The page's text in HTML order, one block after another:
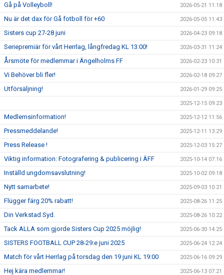
Gå på Volleyboll! 2026-05-21 11:18
Nu är det dax för Gå fotboll för +60 2026-05-05 11:43
Sisters cup 27-28 juni 2026-04-23 09:18
Seriepremiär för vårt Herrlag, långfredag KL 13:00! 2026-03-31 11:24
Årsmöte för medlemmar i Ängelholms FF 2026-02-23 10:31
Vi Behöver bli fler! 2026-02-18 09:27
Utförsäljning! 2026-01-29 09:25
2025-12-15 09:23
Medlemsinformation! 2025-12-12 11:56
Pressmeddelande! 2025-12-11 13:29
Press Release ! 2025-12-03 15:27
Viktig information: Fotografering & publicering i ÄFF 2025-10-14 07:16
Inställd ungdomsavslutning! 2025-10-02 09:18
Nytt samarbete! 2025-09-03 10:21
Flügger färg 20% rabatt! 2025-08-26 11:25
Din Verkstad Syd. 2025-08-26 10:22
Tack ALLA som gjorde Sisters Cup 2025 möjlig! 2025-06-30 14:25
SISTERS FOOTBALL CUP 28-29:e juni 2025 2025-06-24 12:24
Match för vårt Herrlag på torsdag den 19 juni KL 19:00 2025-06-16 09:29
Hej kära medlemmar! 2025-06-13 07:21